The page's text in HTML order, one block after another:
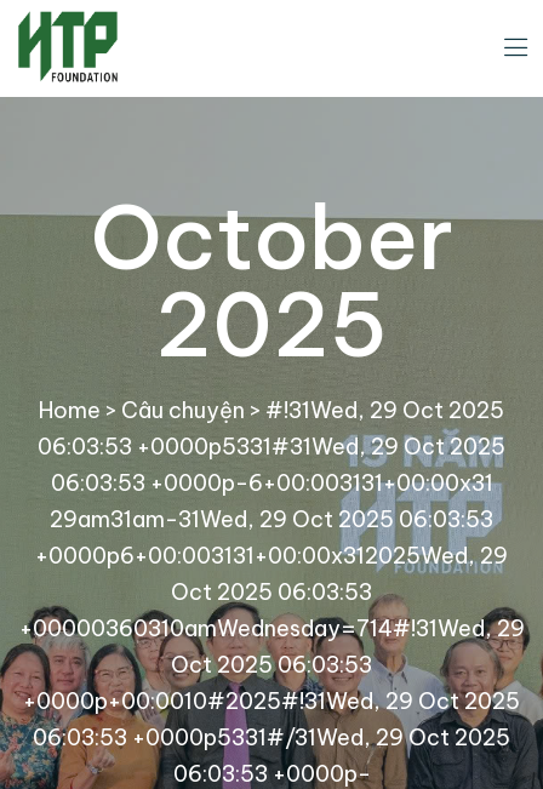
October
2025
Home > Câu chuyện > #!31Wed, 29 Oct 2025
06:03:53 +0000p5331#31Wed, 29 Oct 2025
06:03:53 +0000p-6+00:003131+00:00x31
29am31am-31Wed, 29 Oct 2025 06:03:53
+0000p6+00:003131+00:00x312025Wed, 29
Oct 2025 06:03:53
+00000360310amWednesday=714#!31Wed, 29
Oct 2025 06:03:53
+0000p+00:0010#2025#!31Wed, 29 Oct 2025
06:03:53 +0000p5331#/31Wed, 29 Oct 2025
06:03:53 +0000p-